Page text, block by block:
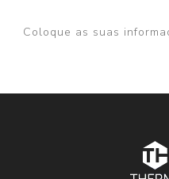
Coloque as suas